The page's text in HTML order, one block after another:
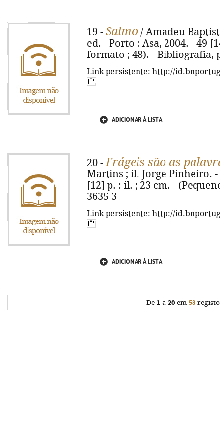
19 - Salmo / Amadeu
ed. - Porto : Asa, 2004. - 49
formato ; 48). - Bibliografia,
Link persistente: http://
ADICIONAR À LISTA
20 -Frágeis são as
Martins ; il. Jorge Pinheiro. -
[12] p. : il. ; 23 cm. -
3635-3
Link persistente: http://
ADICIONAR À LISTA
De 1a 20em 58